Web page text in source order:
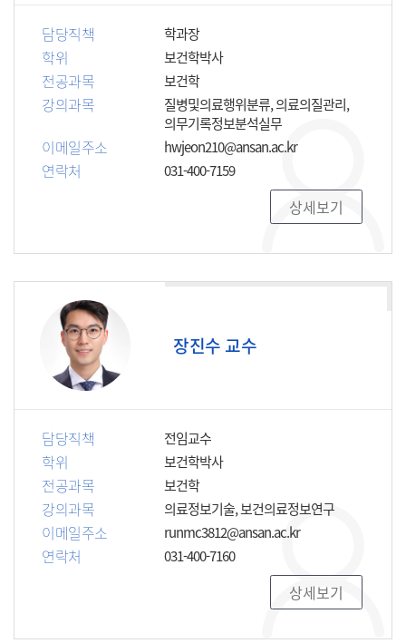
담당직책 학과장
학위 보건학박사
전공과목 보건학
강의과목
질병및의료행위분류, 의료의질관리,
의무기록정보분석실무
이메일주소 hwjeon210@ansan.ac.kr
연락처 031-400-7159
상세보기
장진수 교수
담당직책 전임교수
학위 보건학박사
전공과목 보건학
강의과목 의료정보기술, 보건의료정보연구
이메일주소 runmc3812@ansan.ac.kr
연락처 031-400-7160
상세보기